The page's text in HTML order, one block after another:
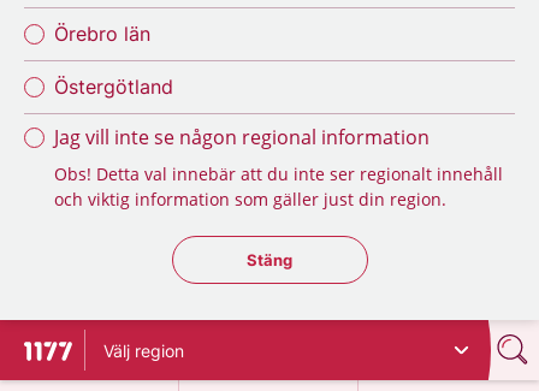
Örebro län
Östergötland
Jag vill inte se någon regional information
Obs! Detta val innebär att du inte ser regionalt innehåll
och viktig information som gäller just din region.
Stäng regionsväljaren
Stäng
Till startsidan för 1177
Välj region
på 1177.se
på 1177.se